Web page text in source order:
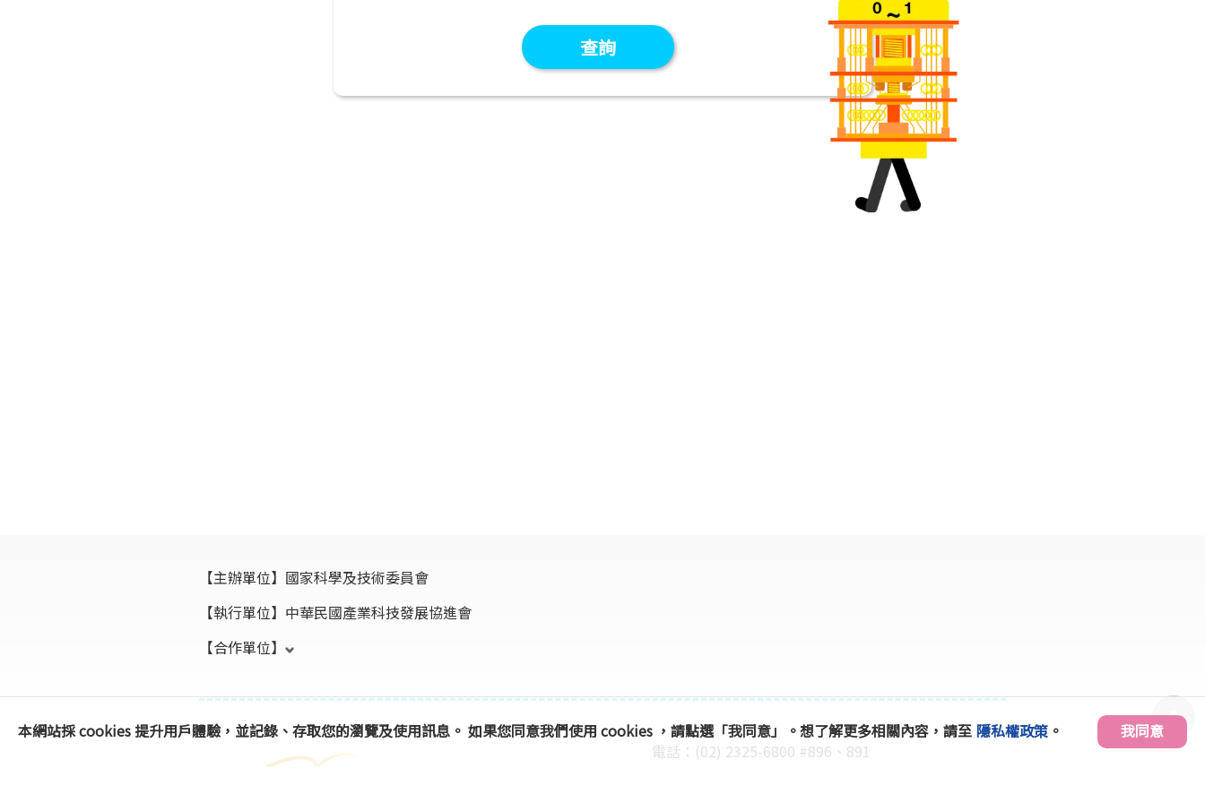
【主辦單位】 國家科學及技術委員會
【執行單位】 中華民國產業科技發展協進會
【合作單位】
電話：(02) 2325-6800 #896、891
本網站採 cookies 提升用戶體驗，並記錄、存取您的瀏覽及使用訊息。 如果您同意我們使用 cookies ，請點選「我同意」。想了解更多相關內容，請至 隱私權政策 。 我同意